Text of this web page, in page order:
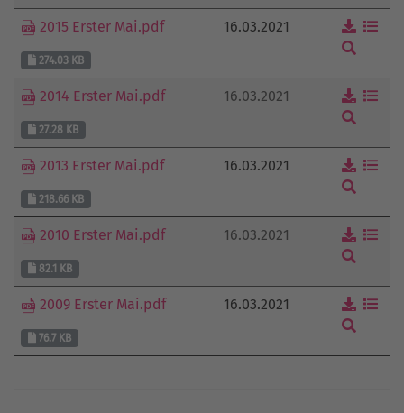
2015 Erster Mai.pdf
274.03 KB
16.03.2021
2014 Erster Mai.pdf
27.28 KB
16.03.2021
2013 Erster Mai.pdf
218.66 KB
16.03.2021
2010 Erster Mai.pdf
82.1 KB
16.03.2021
2009 Erster Mai.pdf
76.7 KB
16.03.2021